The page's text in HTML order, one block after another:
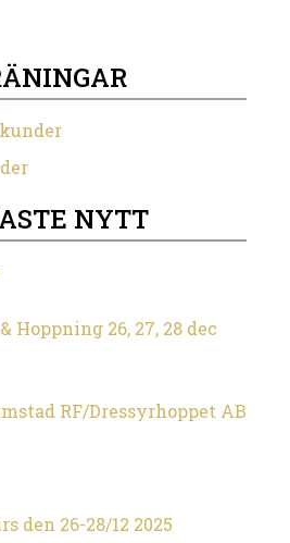
NYTT
Hoppning 26, 27, 28 dec
RF/Dressyrhoppet AB
den 26-28/12 2025